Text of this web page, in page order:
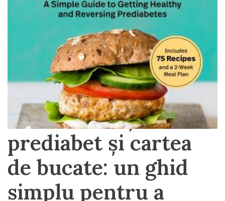
Planul de acțiune în
prediabet și cartea
de bucate: un ghid
simplu pentru a